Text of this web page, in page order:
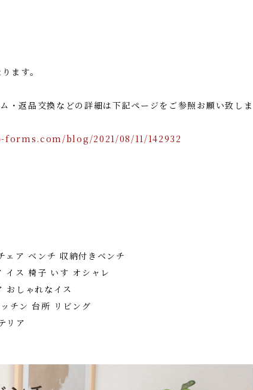
ます。
・返品交換などの詳細は下記ページをご参照お願い致しま
blog/2021/08/11/142932
ェア ベンチ 収納付きベンチ
イス 椅子 いす オシャレ
おしゃれなイス
チン 台所 リビング
リア